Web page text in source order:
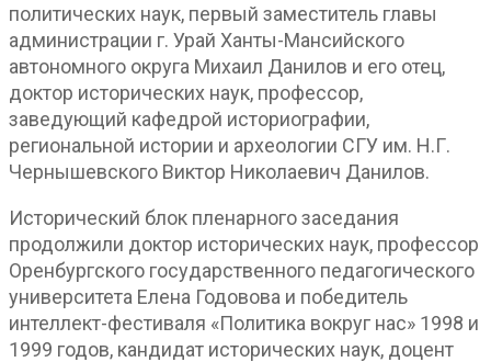
политических наук, первый заместитель главы
администрации г. Урай Ханты-Мансийского
автономного округа Михаил Данилов и его отец,
доктор исторических наук, профессор,
заведующий кафедрой историографии,
региональной истории и археологии СГУ им. Н.Г.
Чернышевского Виктор Николаевич Данилов.
Исторический блок пленарного заседания
продолжили доктор исторических наук, профессор
Оренбургского государственного педагогического
университета Елена Годовова и победитель
интеллект-фестиваля «Политика вокруг нас» 1998 и
1999 годов, кандидат исторических наук, доцент